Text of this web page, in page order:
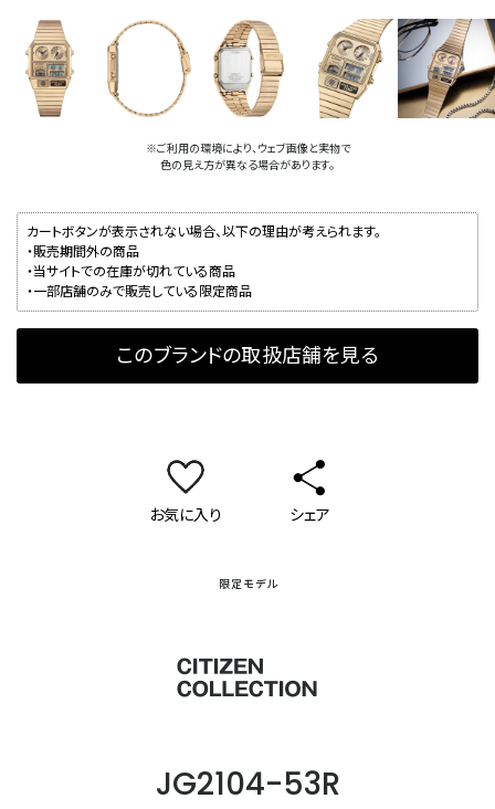
※ご利用の環境により、ウェブ画像と実物で
色の見え方が異なる場合があります。
カートボタンが表示されない場合、以下の理由が考えられます。
・販売期間外の商品
・当サイトでの在庫が切れている商品
・一部店舗のみで販売している限定商品
このブランドの取扱店舗を見る
お気に入り シェア
限定モデル
JG2104-53R